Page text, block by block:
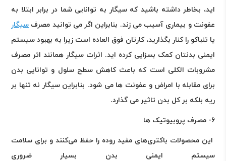
اید، بخاطر داشته باشید که سیگار به توانایی شما در برابر ابتلا به
عفونت و بیماری آسیب می زند. بنابراین اگر می توانید مصرف سیگار
یا تنباکو را کنار بگذارید، کارتان فوق العاده است زیرا به بهبود سیستم
ایمنی بدنتان کمک بسزایی کرده اید. اثرات سیگار همانند اثر مصرف
مشروبات الکلی است که باعث کاهش سطح سلول و توانایی بدن
برای مقابله با امراض و عفونت ها می شود. بنابراین سیگار نه تنها بر
ریه بلکه بر کل بدن تاثیر می گذارد.
6- مصرف پروبیوتیک ها
این محصولات باکتری‌های مفید روده را حفظ می‌کنند و برای سلامت
سیستم ایمنی بدن بسیار ضروری